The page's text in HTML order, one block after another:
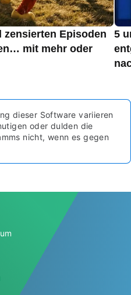
zensierten Episoden
mit mehr oder
5
dieser Software variieren
oder dulden die
nicht, wenn es gegen